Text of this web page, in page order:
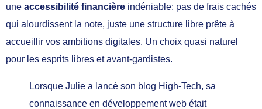
une accessibilité financière indéniable: pas de frais cachés
qui alourdissent la note, juste une structure libre prête à
accueillir vos ambitions digitales. Un choix quasi naturel
pour les esprits libres et avant-gardistes.
Lorsque Julie a lancé son blog High-Tech, sa
connaissance en développement web était